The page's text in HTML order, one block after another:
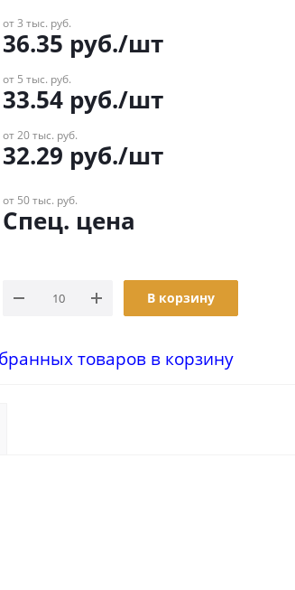
от 3 тыс. руб.
36.35 руб./шт
от 5 тыс. руб.
33.54 руб./шт
от 20 тыс. руб.
32.29 руб./шт
от 50 тыс. руб.
Спец. цена
В корзину
товаров в корзину